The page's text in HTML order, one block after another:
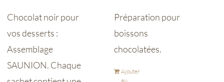
Chocolat noir pour
vos desserts :
Assemblage
SAUNION. Chaque
Préparation pour
boissons
chocolatées.
Ajouter
au